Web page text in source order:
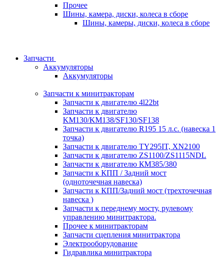
Прочее
Шины, камера, диски, колеса в сборе
Шины, камеры, диски, колеса в сборе
Запчасти
Аккумуляторы
Аккумуляторы
Запчасти к минитракторам
Запчасти к двигателю 4l22bt
Запчасти к двигателю
KM130/KM138/SF130/SF138
Запчасти к двигателю R195 15 л.с. (навеска 1
точка)
Запчасти к двигателю TY295IT, XN2100
Запчасти к двигателю ZS1100/ZS1115NDL
Запчасти к двигателю КМ385/380
Запчасти к КПП / Задний мост
(одноточечная навеска)
Запчасти к КПП/Задний мост (трехточечная
навеска )
Запчасти к переднему мосту, рулевому
управлению минитрактора.
Прочее к минитракторам
Запчасти сцепления минитрактора
Электрооборудование
Гидравлика минитрактора